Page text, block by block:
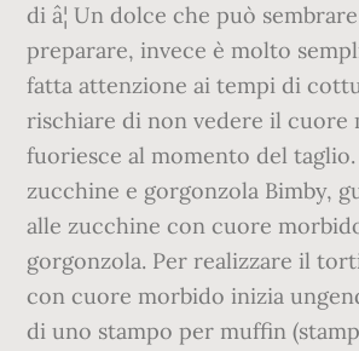
di â¦ Un dolce che può
preparare, invece è molto
fatta attenzione ai tempi di
rischiare di non vedere il cuore
fuoriesce al momento del
zucchine e gorgonzola Bimby,
alle zucchine con cuore
gorgonzola. Per realizzare il
con cuore morbido inizia
di uno stampo per muffin